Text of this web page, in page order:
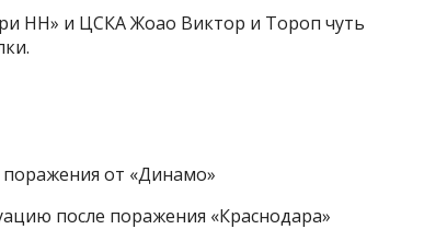
НН» и ЦСКА Жоао Виктор и Тороп чуть
от «Динамо»
после поражения «Краснодара»